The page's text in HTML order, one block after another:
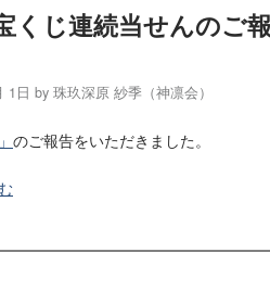
宝くじ連続当せんの
1日 by 珠玖深原 紗季（神凛会）
のご報告をいただきました。